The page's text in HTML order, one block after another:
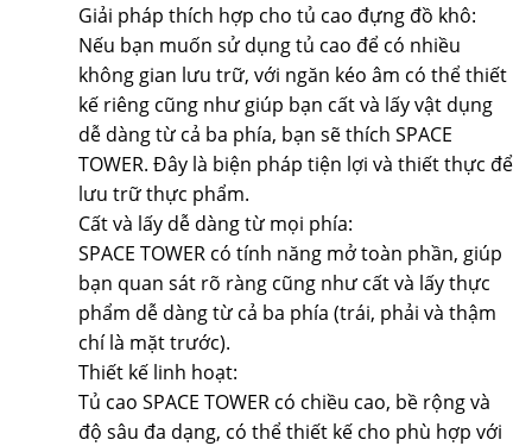
Giải pháp thích hợp cho tủ cao đựng đồ khô:
Nếu bạn muốn sử dụng tủ cao để có nhiều
không gian lưu trữ, với ngăn kéo âm có thể thiết
kế riêng cũng như giúp bạn cất và lấy vật dụng
dễ dàng từ cả ba phía, bạn sẽ thích SPACE
TOWER. Đây là biện pháp tiện lợi và thiết thực để
lưu trữ thực phẩm.
Cất và lấy dễ dàng từ mọi phía:
SPACE TOWER có tính năng mở toàn phần, giúp
bạn quan sát rõ ràng cũng như cất và lấy thực
phẩm dễ dàng từ cả ba phía (trái, phải và thậm
chí là mặt trước).
Thiết kế linh hoạt:
Tủ cao SPACE TOWER có chiều cao, bề rộng và
độ sâu đa dạng, có thể thiết kế cho phù hợp với